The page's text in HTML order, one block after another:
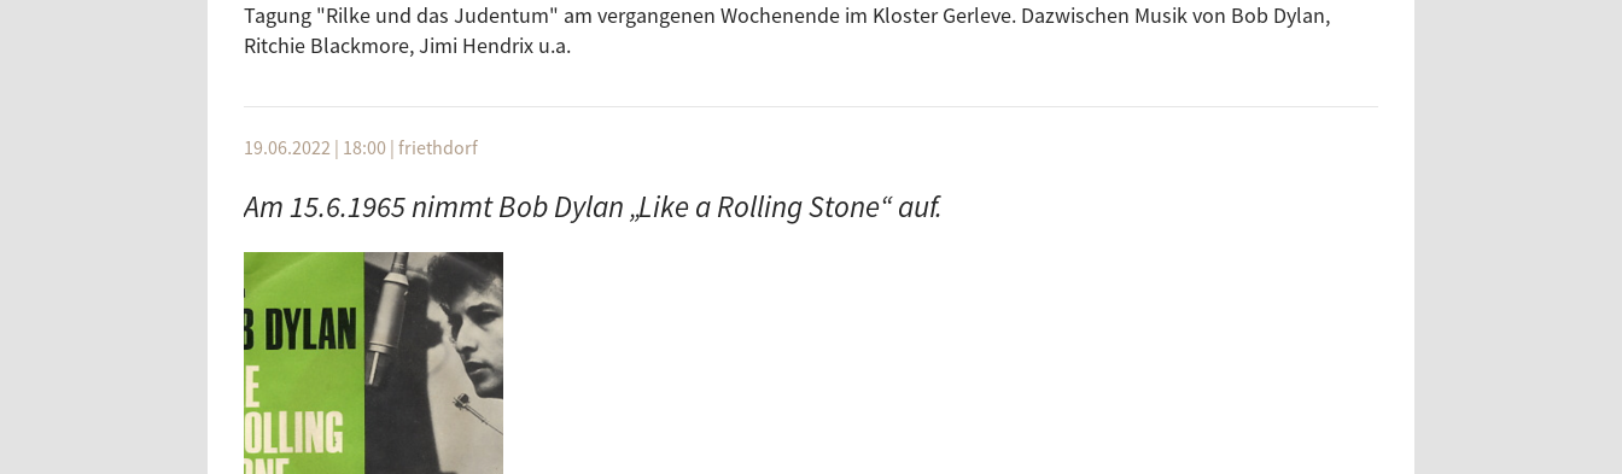
Tagung "Rilke und das Judentum" am vergangenen Wochenende im Kloster Gerleve. Dazwischen Musik von Bob Dylan,
Ritchie Blackmore, Jimi Hendrix u.a.
19.06.2022 | 18:00 | friethdorf
Am 15.6.1965 nimmt Bob Dylan „Like a Rolling Stone“ auf.